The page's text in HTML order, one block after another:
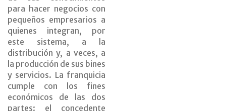
para hacer negocios con
pequeños empresarios a
quienes integran, por
este sistema, a la
distribución y, a veces, a
la producción de sus bines
y servicios. La franquicia
cumple con los fines
económicos de las dos
partes: el concedente